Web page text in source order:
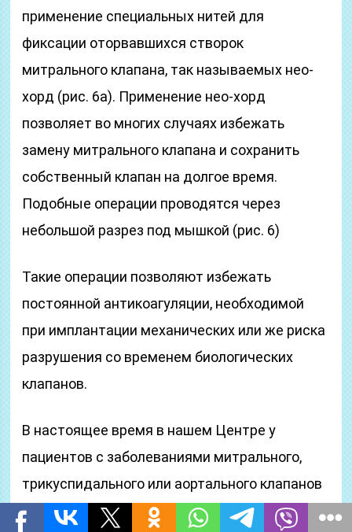
применение специальных нитей для
фиксации оторвавшихся створок
митрального клапана, так называемых нео-
хорд (рис. 6a). Применение нео-хорд
позволяет во многих случаях избежать
замену митрального клапана и сохранить
собственный клапан на долгое время.
Подобные операции проводятся через
небольшой разрез под мышкой (рис. 6)
Такие операции позволяют избежать
постоянной антикоагуляции, необходимой
при имплантации механических или же риска
разрушения со временем биологических
клапанов.
В настоящее время в нашем Центре у
пациентов с заболеваниями митрального,
трикуспидального или аортального клапанов
в большинстве случаев проводится щадящая